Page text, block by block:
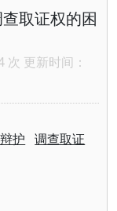
取证权的困
更新时间：
护 调查取证